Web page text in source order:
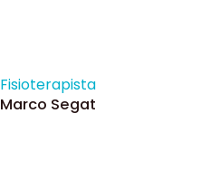
Fisioterapista
Marco Segat